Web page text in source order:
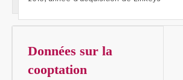
Données sur la
cooptation